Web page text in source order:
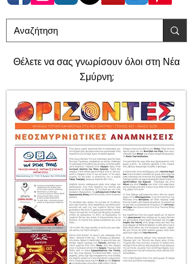
Θέλετε να σας γνωρίσουν όλοι στη Νέα
Σμύρνη;